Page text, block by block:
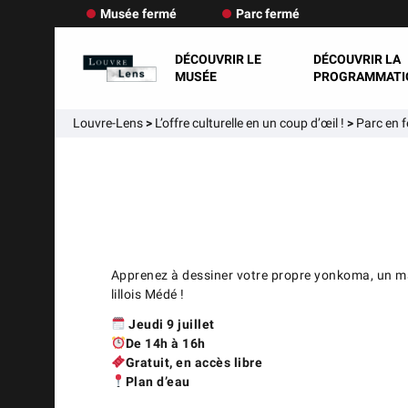
Musée fermé Parc fermé
DÉCOUVRIR LE
MUSÉE
DÉCOUVRIR LA
Louvre-Lens> L’offre culturelle en un coup d’œil ! > Parc en
Apprenez à dessiner votre propre yonkoma, un
lillois Médé !
Jeudi 9 juillet
De 14h à 16h
Gratuit, en accès libre
Plan d’eau